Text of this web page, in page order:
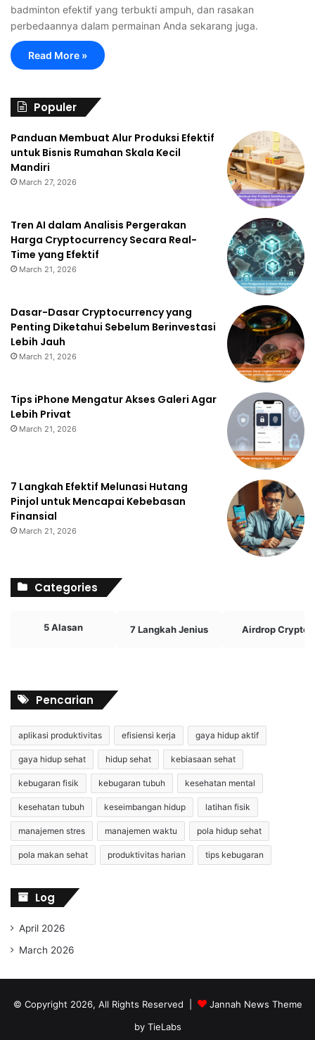
badminton efektif yang terbukti ampuh, dan rasakan
perbedaannya dalam permainan Anda sekarang juga.
Read More »
Populer
Panduan Membuat Alur Produksi Efektif
untuk Bisnis Rumahan Skala Kecil
Mandiri
March 27, 2026
Tren AI dalam Analisis Pergerakan
Harga Cryptocurrency Secara Real-
Time yang Efektif
March 21, 2026
Dasar-Dasar Cryptocurrency yang
Penting Diketahui Sebelum Berinvestasi
Lebih Jauh
March 21, 2026
Tips iPhone Mengatur Akses Galeri Agar
Lebih Privat
March 21, 2026
7 Langkah Efektif Melunasi Hutang
Pinjol untuk Mencapai Kebebasan
Finansial
March 21, 2026
Categories
5 Alasan 7 Langkah Jenius Airdrop Crypto
Pencarian
aplikasi produktivitas efisiensi kerja gaya hidup aktif
gaya hidup sehat hidup sehat kebiasaan sehat
kebugaran fisik kebugaran tubuh kesehatan mental
kesehatan tubuh keseimbangan hidup latihan fisik
manajemen stres manajemen waktu pola hidup sehat
pola makan sehat produktivitas harian tips kebugaran
Log
April 2026
March 2026
© Copyright 2026, All Rights Reserved |
Jannah News Theme
by TieLabs